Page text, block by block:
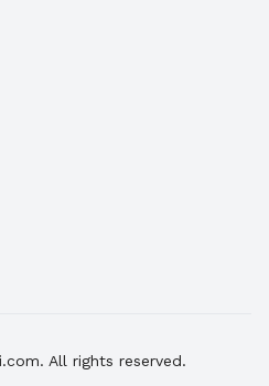
All rights reserved.